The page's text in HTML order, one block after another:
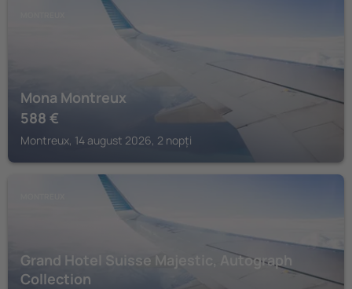
Mona Montreux
588 €
Montreux, 14 august 2026, 2 nopți
Grand Hotel Suisse Majestic, Autograph
Collection